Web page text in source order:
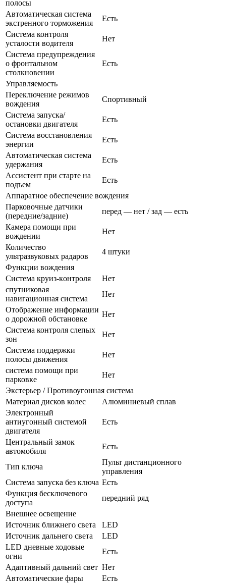
полосы
Автоматическая система
экстренного торможения
Есть
Система контроля
усталости водителя
Нет
Система предупреждения
о фронтальном
столкновении
Есть
Управляемость
Переключение режимов
вождения
Спортивный
Система запуска/
остановки двигателя
Есть
Система восстановления
энергии
Есть
Автоматическая система
удержания
Есть
Ассистент при старте на
подъем
Есть
Аппаратное обеспечение вождения
Парковочные датчики
(передние/задние)
перед — нет / зад — есть
Камера помощи при
вождении
Нет
Количество
ультразвуковых радаров
4 штуки
Функции вождения
Система круиз-контроля
Нет
спутниковая
навигационная система
Нет
Отображение информации
о дорожной обстановке
Нет
Система контроля слепых
зон
Нет
Система поддержки
полосы движения
Нет
система помощи при
парковке
Нет
Экстерьер / Противоугонная система
Материал дисков колес
Алюминиевый сплав
Электронный
антиугонный системой
двигателя
Есть
Центральный замок
автомобиля
Есть
Тип ключа
Пульт дистанционного
управления
Система запуска без ключа Есть
Функция бесключевого
доступа
передний ряд
Внешнее освещение
Источник ближнего света
LED
Источник дальнего света
LED
LED дневные ходовые
огни
Есть
Адаптивный дальний свет Нет
Автоматические фары
Есть